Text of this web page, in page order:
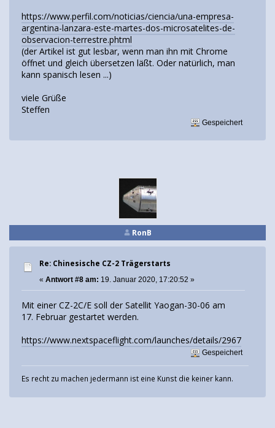
https://www.perfil.com/noticias/ciencia/una-empresa-
argentina-lanzara-este-martes-dos-microsatelites-de-
observacion-terrestre.phtml
(der Artikel ist gut lesbar, wenn man ihn mit Chrome
öffnet und gleich übersetzen läßt. Oder natürlich, man
kann spanisch lesen ...)
viele Grüße
Steffen
Gespeichert
RonB
Re: Chinesische CZ-2 Trägerstarts
« Antwort #8 am: 19. Januar 2020, 17:20:52 »
Mit einer CZ-2C/E soll der Satellit Yaogan-30-06 am
17. Februar gestartet werden.
https://www.nextspaceflight.com/launches/details/2967
Gespeichert
Es recht zu machen jedermann ist eine Kunst die keiner kann.